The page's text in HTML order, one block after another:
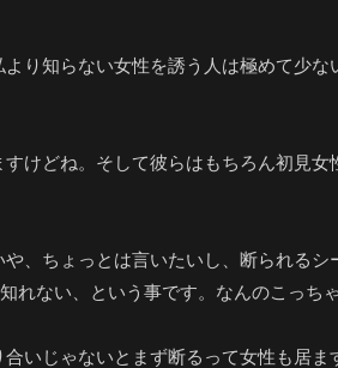
り知らない女性を誘う人は極めて少
けどね。そして彼らはもちろん初見
、ちょっとは言いたいし、断られる
れない、という事です。なんのこっち
いじゃないとまず断るって女性も居